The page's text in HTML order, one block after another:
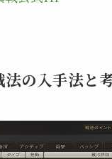
の入手法と